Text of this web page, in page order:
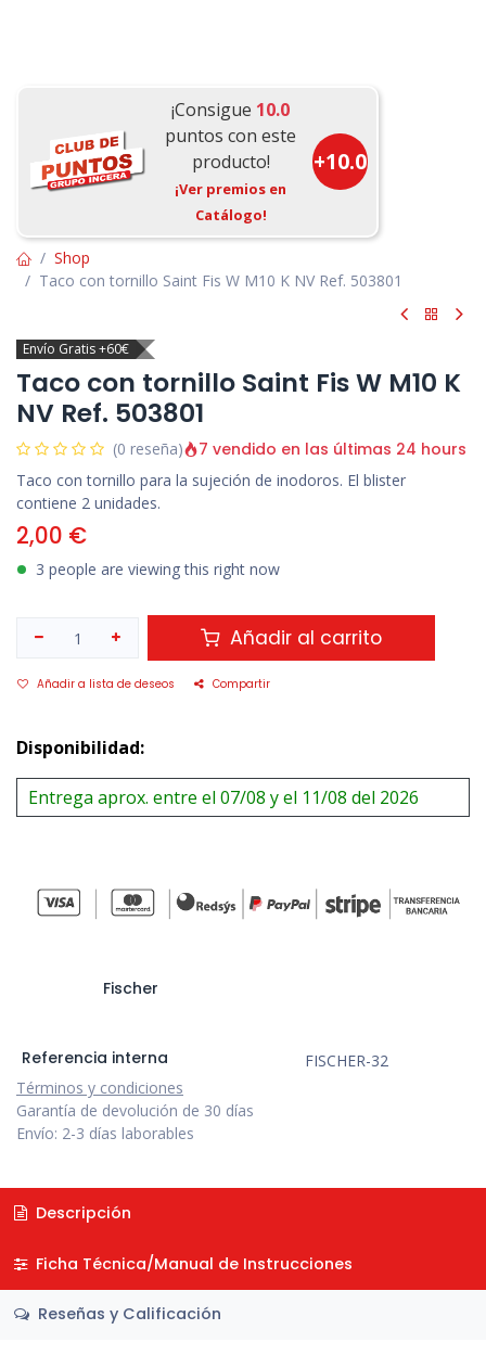
¡Consigue 10.0
puntos con este
producto!
¡Ver premios en
Catálogo!
+10.0
Shop
Taco con tornillo Saint Fis W M10 K NV Ref. 503801
Envío Gratis +60€
Taco con tornillo Saint Fis W M10 K
NV Ref. 503801
(0 reseña) 7 vendido en las últimas 24 hours
Taco con tornillo para la sujeción de inodoros. El blister
contiene 2 unidades.
2,00 €
3 people are viewing this right now
Añadir al carrito
Añadir a lista de deseos Compartir
Disponibilidad:
Entrega aprox. entre el 07/08 y el 11/08 del 2026
Fischer
Referencia interna
FISCHER-32
Términos y condiciones
Garantía de devolución de 30 días
Envío: 2-3 días laborables
Descripción
Ficha Técnica/Manual de Instrucciones
Reseñas y Calificación